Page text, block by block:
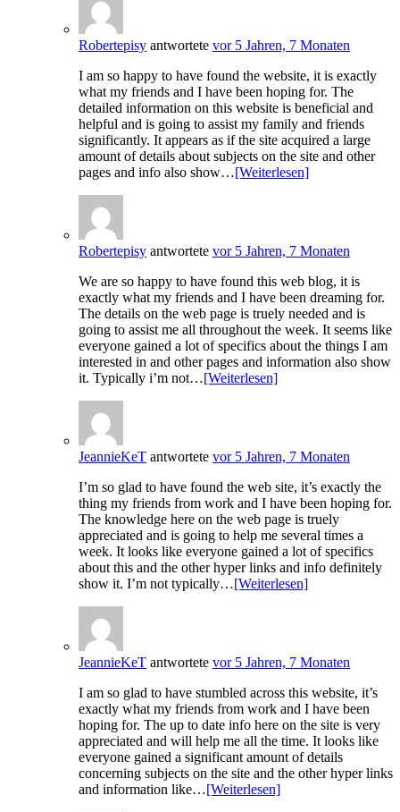
Robertepisy antwortete vor 5 Jahren, 7 Monaten
I am so happy to have found the website, it is exactly
what my friends and I have been hoping for. The
detailed information on this website is beneficial and
helpful and is going to assist my family and friends
significantly. It appears as if the site acquired a large
amount of details about subjects on the site and other
pages and info also show…[Weiterlesen]
Robertepisy antwortete vor 5 Jahren, 7 Monaten
We are so happy to have found this web blog, it is
exactly what my friends and I have been dreaming for.
The details on the web page is truely needed and is
going to assist me all throughout the week. It seems like
everyone gained a lot of specifics about the things I am
interested in and other pages and information also show
it. Typically i’m not…[Weiterlesen]
JeannieKeT antwortete vor 5 Jahren, 7 Monaten
I’m so glad to have found the web site, it’s exactly the
thing my friends from work and I have been hoping for.
The knowledge here on the web page is truely
appreciated and is going to help me several times a
week. It looks like everyone gained a lot of specifics
about this and the other hyper links and info definitely
show it. I’m not typically…[Weiterlesen]
JeannieKeT antwortete vor 5 Jahren, 7 Monaten
I am so glad to have stumbled across this website, it’s
exactly what my friends from work and I have been
hoping for. The up to date info here on the site is very
appreciated and will help me all the time. It looks like
everyone gained a significant amount of details
concerning subjects on the site and the other hyper links
and information like…[Weiterlesen]